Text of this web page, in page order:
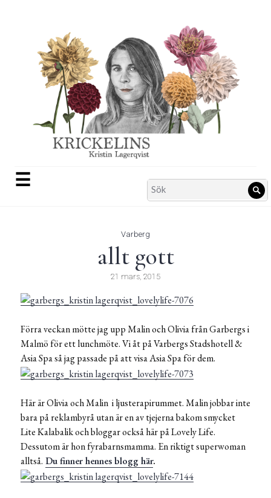
☰
Search
for:
Varberg
allt gott
21 mars, 2015
Förra veckan mötte jag upp Malin och Olivia från Garbergs i
Malmö för ett lunchmöte. Vi åt på Varbergs Stadshotell &
Asia Spa så jag passade på att visa Asia Spa för dem.
Här är Olivia och Malin i ljusterapirummet. Malin jobbar inte
bara på reklambyrå utan är en av tjejerna bakom smycket
Lite Kalabalik och bloggar också här på Lovely Life.
Dessutom är hon fyrabarnsmamma. En riktigt superwoman
alltså. Du finner hennes blogg här.